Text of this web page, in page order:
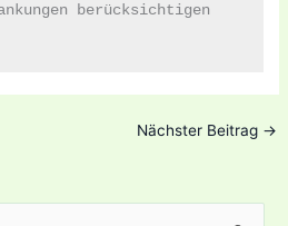
berücksichtigen
Nächster Beitrag →